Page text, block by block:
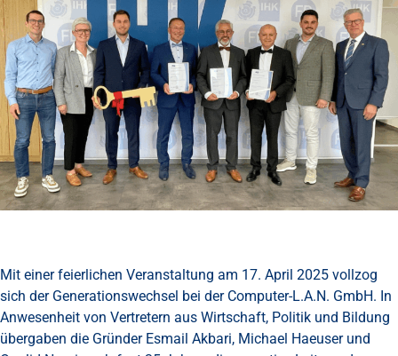
Mit einer feierlichen Veranstaltung am 17. April 2025 vollzog
sich der Generationswechsel bei der Computer-L.A.N. GmbH. In
Anwesenheit von Vertretern aus Wirtschaft, Politik und Bildung
übergaben die Gründer Esmail Akbari, Michael Haeuser und